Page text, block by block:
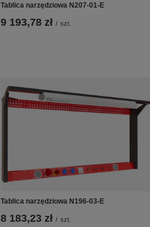
Tablica narzędziowa N207-01-E
9 193,78 zł / szt.
Tablica narzędziowa N196-03-E
8 183,23 zł / szt.